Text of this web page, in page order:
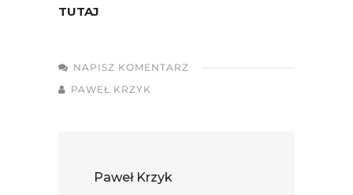
TUTAJ
NAPISZ KOMENTARZ
PAWEŁ KRZYK
Paweł Krzyk